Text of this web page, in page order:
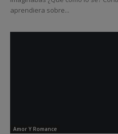
aprendiera sobre...
Amor Y Romance